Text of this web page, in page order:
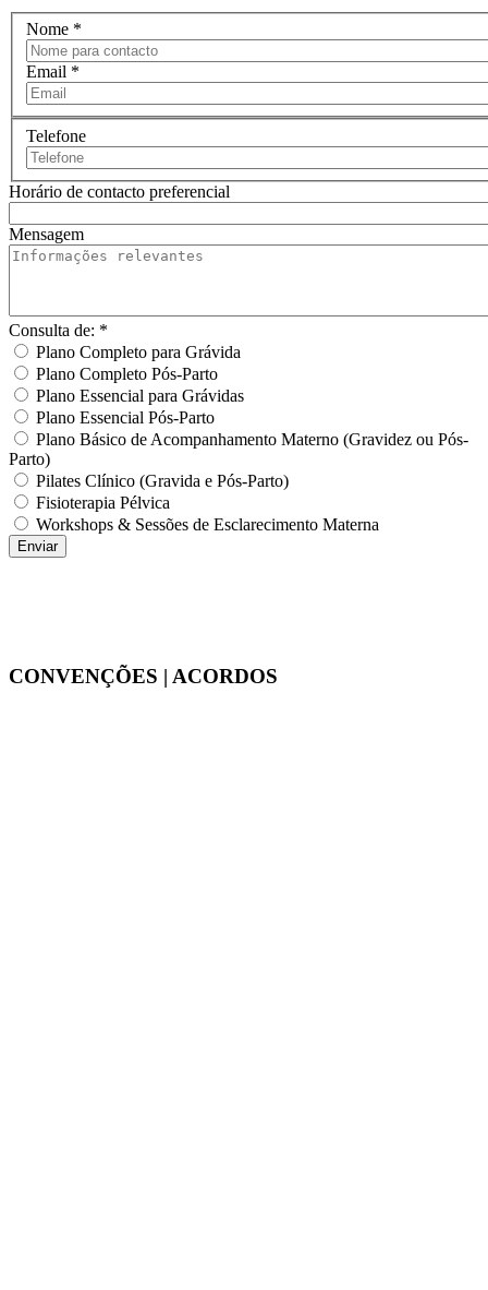
Nome *
Email *
Telefone
Horário de contacto preferencial
Mensagem
Consulta de: *
Plano Completo para Grávida
Plano Completo Pós-Parto
Plano Essencial para Grávidas
Plano Essencial Pós-Parto
Plano Básico de Acompanhamento Materno (Gravidez ou Pós-
Parto)
Pilates Clínico (Gravida e Pós-Parto)
Fisioterapia Pélvica
Workshops & Sessões de Esclarecimento Materna
CONVENÇÕES | ACORDOS